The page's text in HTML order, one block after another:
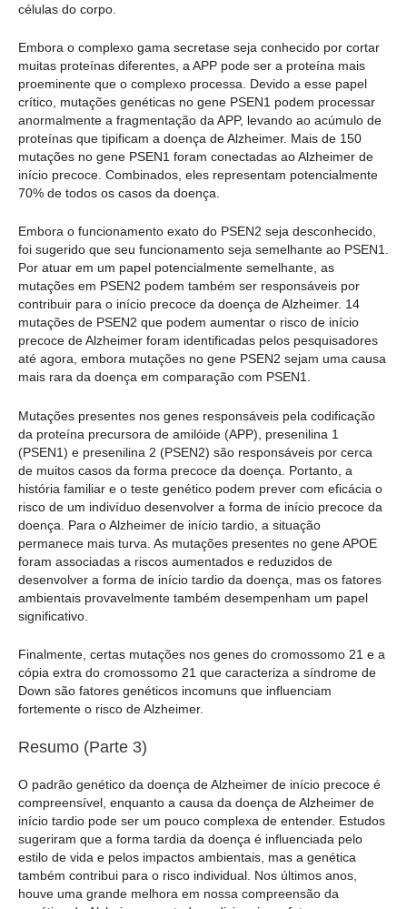
células do corpo.
Embora o complexo gama secretase seja conhecido por cortar
muitas proteínas diferentes, a APP pode ser a proteína mais
proeminente que o complexo processa. Devido a esse papel
crítico, mutações genéticas no gene PSEN1 podem processar
anormalmente a fragmentação da APP, levando ao acúmulo de
proteínas que tipificam a doença de Alzheimer. Mais de 150
mutações no gene PSEN1 foram conectadas ao Alzheimer de
início precoce. Combinados, eles representam potencialmente
70% de todos os casos da doença.
Embora o funcionamento exato do PSEN2 seja desconhecido,
foi sugerido que seu funcionamento seja semelhante ao PSEN1.
Por atuar em um papel potencialmente semelhante, as
mutações em PSEN2 podem também ser responsáveis por
contribuir para o início precoce da doença de Alzheimer. 14
mutações de PSEN2 que podem aumentar o risco de início
precoce de Alzheimer foram identificadas pelos pesquisadores
até agora, embora mutações no gene PSEN2 sejam uma causa
mais rara da doença em comparação com PSEN1.
Mutações presentes nos genes responsáveis pela codificação
da proteína precursora de amilóide (APP), presenilina 1
(PSEN1) e presenilina 2 (PSEN2) são responsáveis por cerca
de muitos casos da forma precoce da doença. Portanto, a
história familiar e o teste genético podem prever com eficácia o
risco de um indivíduo desenvolver a forma de início precoce da
doença. Para o Alzheimer de início tardio, a situação
permanece mais turva. As mutações presentes no gene APOE
foram associadas a riscos aumentados e reduzidos de
desenvolver a forma de início tardio da doença, mas os fatores
ambientais provavelmente também desempenham um papel
significativo.
Finalmente, certas mutações nos genes do cromossomo 21 e a
cópia extra do cromossomo 21 que caracteriza a síndrome de
Down são fatores genéticos incomuns que influenciam
fortemente o risco de Alzheimer.
Resumo (Parte 3)
O padrão genético da doença de Alzheimer de início precoce é
compreensível, enquanto a causa da doença de Alzheimer de
início tardio pode ser um pouco complexa de entender. Estudos
sugeriram que a forma tardia da doença é influenciada pelo
estilo de vida e pelos impactos ambientais, mas a genética
também contribui para o risco individual. Nos últimos anos,
houve uma grande melhora em nossa compreensão da